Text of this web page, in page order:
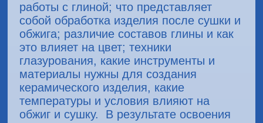
работы с глиной; что представляет
собой обработка изделия после сушки и
обжига; различие составов глины и как
это влияет на цвет; техники
глазурования, какие инструменты и
материалы нужны для создания
керамического изделия, какие
температуры и условия влияют на
обжиг и сушку. В результате освоения